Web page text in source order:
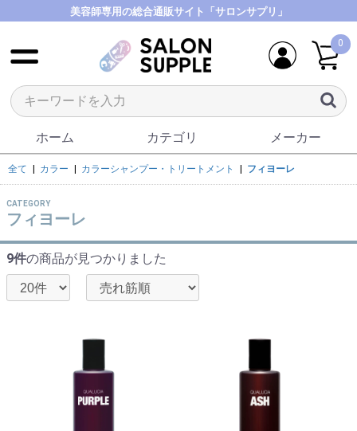
美容師専用の総合通販サイト「サロンサプリ」
0
ホーム カテゴリ メーカー
全て カラー カラーシャンプー・トリートメント フィヨーレ
CATEGORY
フィヨーレ
9件の商品が見つかりました